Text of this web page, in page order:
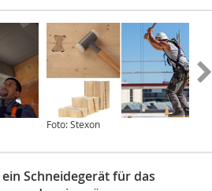
Foto: Stexon
Schneidegerät für das